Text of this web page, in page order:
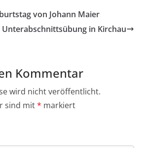
von Johann Maier
Unterabschnittsübung in Kirchau
Kommentar
wird nicht veröffentlicht.
sind mit* markiert